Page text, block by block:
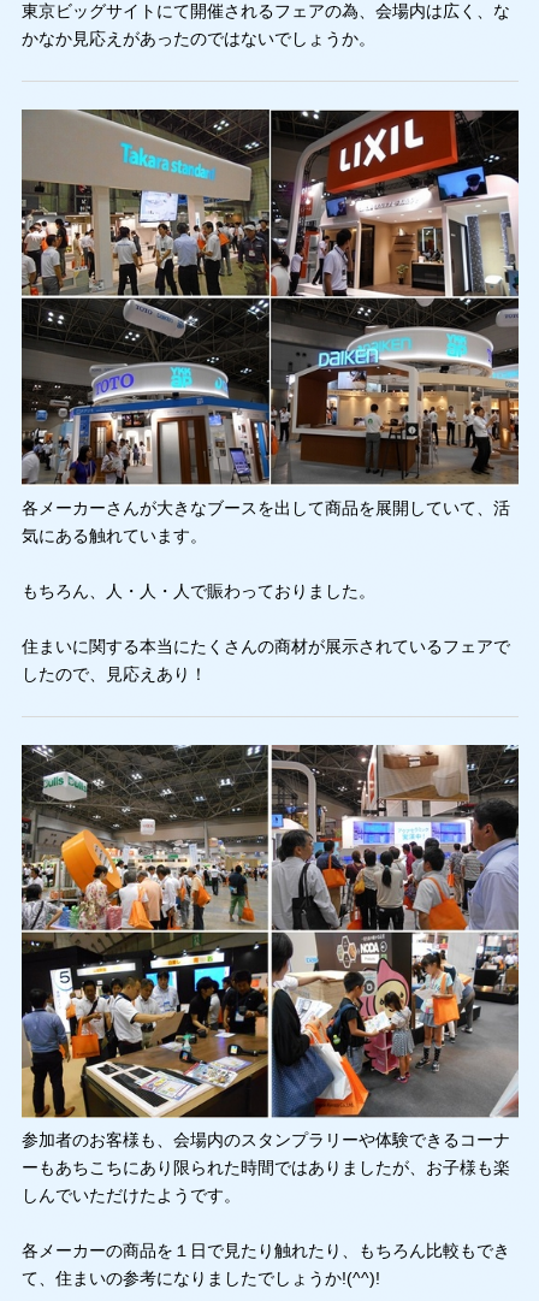
東京ビッグサイトにて開催されるフェアの為、会場内は広く、な
かなか見応えがあったのではないでしょうか。
各メーカーさんが大きなブースを出して商品を展開していて、活
気にある触れています。
もちろん、人・人・人で賑わっておりました。
住まいに関する本当にたくさんの商材が展示されているフェアで
したので、見応えあり！
参加者のお客様も、会場内のスタンプラリーや体験できるコーナ
ーもあちこちにあり限られた時間ではありましたが、お子様も楽
しんでいただけたようです。
各メーカーの商品を１日で見たり触れたり、もちろん比較もでき
て、住まいの参考になりましたでしょうか!(^^)!